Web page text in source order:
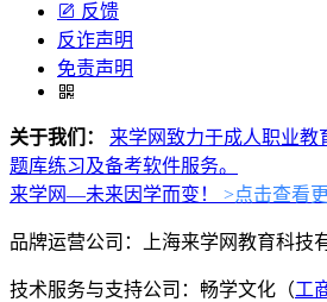
反馈
反诈声明
免责声明
关于我们：
来学网致力于成人职业
题库练习及备考软件服务。
来学网—未来因学而变！
>点击查看
品牌运营公司：上海来学网教育科技
技术服务与支持公司：畅学文化（工